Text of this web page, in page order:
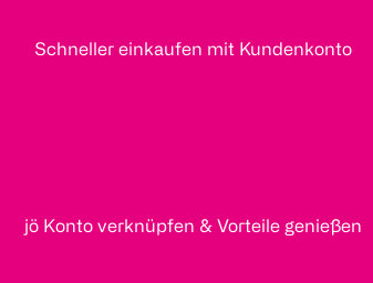
Schneller einkaufen mit Kundenkonto
jö Konto verknüpfen & Vorteile genießen